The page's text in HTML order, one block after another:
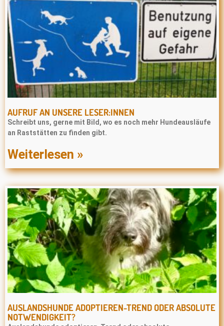
AUFRUF AN UNSERE LESER:INNEN
Schreibt uns, gerne mit Bild, wo es noch mehr Hundeausläufe
an Raststätten zu finden gibt.
Weiterlesen »
AUSLANDSHUNDE ADOPTIEREN-TREND ODER ABSOLUTE
NOTWENDIGKEIT?